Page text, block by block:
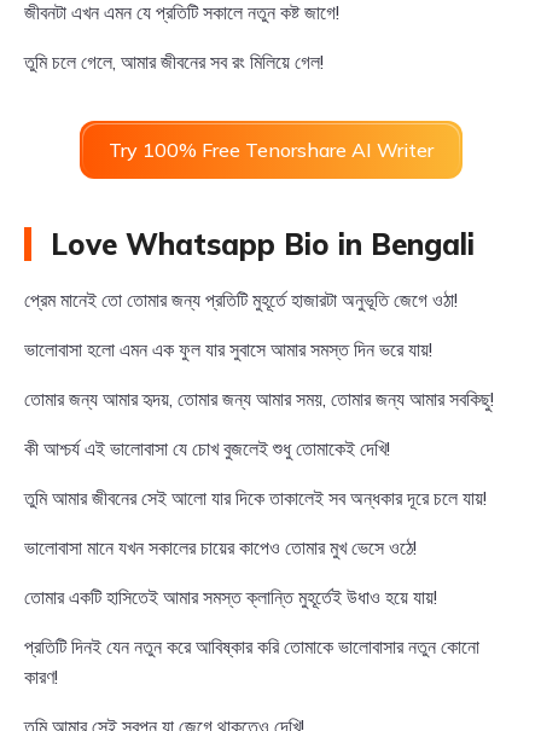
জীবনটা এখন এমন যে প্রতিটি সকালে নতুন কষ্ট জাগে!
তুমি চলে গেলে, আমার জীবনের সব রং মিলিয়ে গেল!
Try 100% Free Tenorshare AI Writer
Love Whatsapp Bio in Bengali
প্রেম মানেই তো তোমার জন্য প্রতিটি মুহূর্তে হাজারটা অনুভূতি জেগে ওঠা!
ভালোবাসা হলো এমন এক ফুল যার সুবাসে আমার সমস্ত দিন ভরে যায়!
তোমার জন্য আমার হৃদয়, তোমার জন্য আমার সময়, তোমার জন্য আমার সবকিছু!
কী আশ্চর্য এই ভালোবাসা যে চোখ বুজলেই শুধু তোমাকেই দেখি!
তুমি আমার জীবনের সেই আলো যার দিকে তাকালেই সব অন্ধকার দূরে চলে যায়!
ভালোবাসা মানে যখন সকালের চায়ের কাপেও তোমার মুখ ভেসে ওঠে!
তোমার একটি হাসিতেই আমার সমস্ত ক্লান্তি মুহূর্তেই উধাও হয়ে যায়!
প্রতিটি দিনই যেন নতুন করে আবিষ্কার করি তোমাকে ভালোবাসার নতুন কোনো
কারণ!
তুমি আমার সেই স্বপ্ন যা জেগে থাকতেও দেখি!